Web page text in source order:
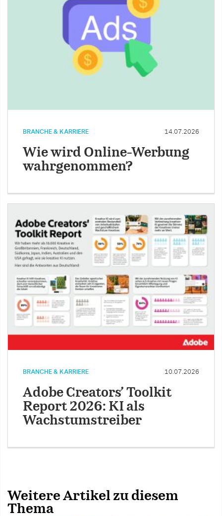
BRANCHE & KARRIERE 14.07.2026
Wie wird Online-Werbung
wahrgenommen?
BRANCHE & KARRIERE 10.07.2026
Adobe Creators’ Toolkit
Report 2026: KI als
Wachstumstreiber
Weitere Artikel zu diesem
Thema